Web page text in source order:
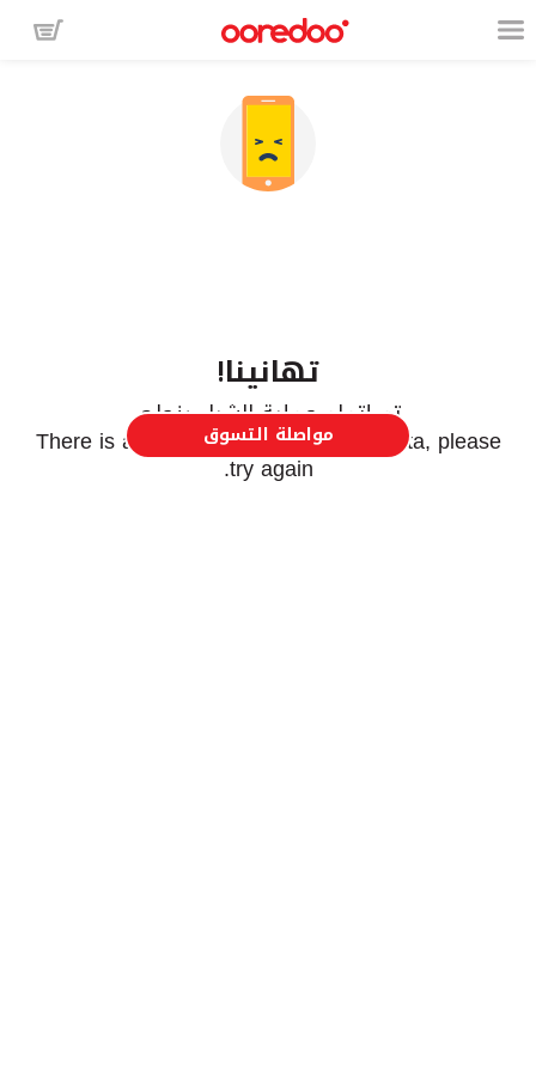
تهانينا!
تم إتمام عملية الشراء بنجاح.
There is a problem in retrieving the data, please
try again.
مواصلة التسوق